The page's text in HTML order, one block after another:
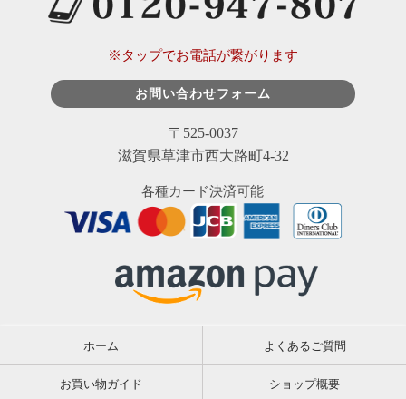
※タップでお電話が繋がります
お問い合わせフォーム
〒525-0037
滋賀県草津市西大路町4-32
各種カード決済可能
ホーム よくあるご質問
お買い物ガイド ショップ概要